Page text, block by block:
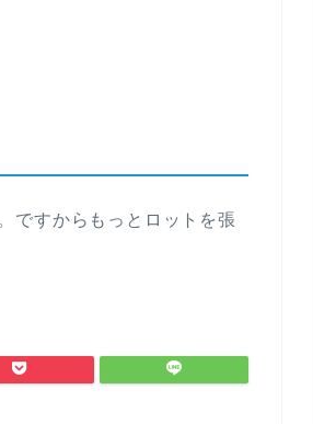
ですからもっとロットを張